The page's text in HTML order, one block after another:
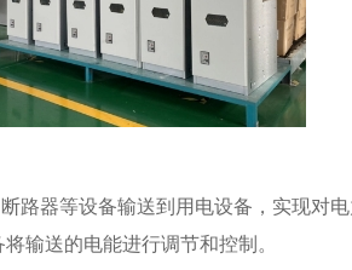
器等设备输送到用电设备，实现对电
输送的电能进行调节和控制。